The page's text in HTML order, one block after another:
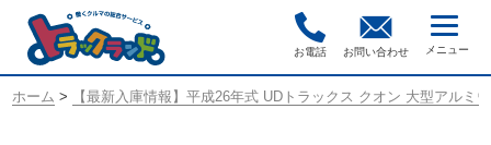
お電話 お問い合わせ
ホーム > 【最新入庫情報】平成26年式 UDトラックス クオン 大型アルミ